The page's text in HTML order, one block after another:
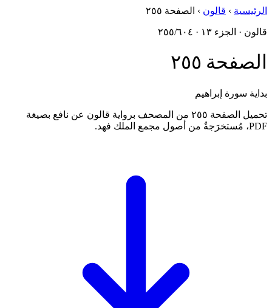
الرئيسية › قالون › الصفحة ٢٥٥
قالون · الجزء ١٣ · ٢٥٥/٦٠٤
الصفحة ٢٥٥
بداية سورة إبراهيم
تحميل الصفحة ٢٥٥ من المصحف برواية قالون عن نافع بصيغة
PDF، مُستخرَجةٌ من أصول مجمع الملك فهد.